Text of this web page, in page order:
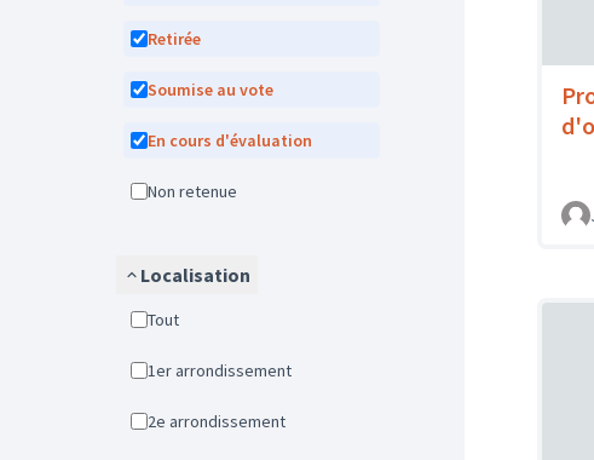
Retirée
Soumise au vote
En cours d'évaluation
Non retenue
Localisation
Tout
1er arrondissement
2e arrondissement